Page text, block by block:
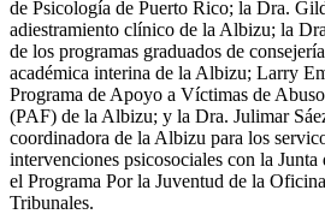
de Psicología de Puerto Rico; la Dra.
adiestramiento clínico de la Albizu; la
de los programas graduados de
académica interina de la Albizu; Larry
Programa de Apoyo a Víctimas de
(PAF) de la Albizu; y la Dra. Julimar
coordinadora de la Albizu para los
intervenciones psicosociales con la
el Programa Por la Juventud de la
Tribunales.